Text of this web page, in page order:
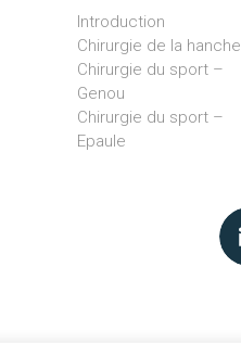
Introduction
Chirurgie de la hanche
Chirurgie du sport –
Genou
Chirurgie du sport –
Epaule